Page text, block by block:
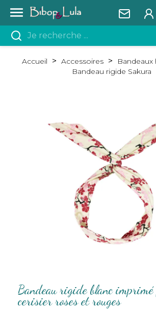

Accueil Accessoires
Bandeaux
Bandeau rigide Sakura
Bandeau rigide blanc
cerisier roses et rouges